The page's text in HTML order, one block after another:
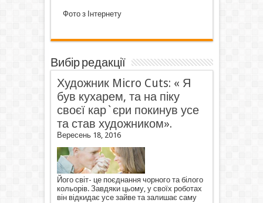
Фото з Інтернету
Вибір редакції
Художник Micro Cuts: « Я
був кухарем, та на піку
своєї кар`єри покинув усе
та став художником».
Вересень 18, 2016
Його світ- це поєднання чорного та білого
кольорів. Завдяки цьому, у своїх роботах
він відкидає усе зайве та залишає саму